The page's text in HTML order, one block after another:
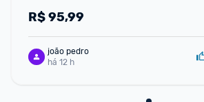
R$95,99
joão pedro
há 12 h